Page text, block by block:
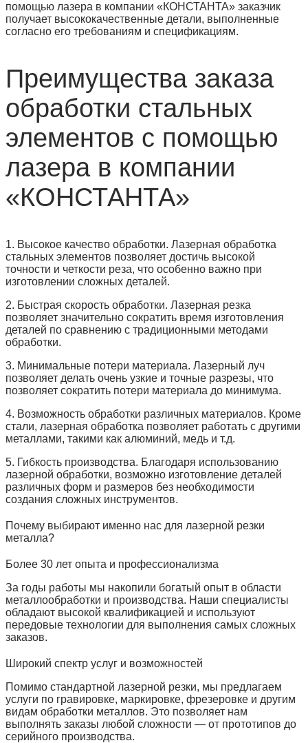
помощью лазера в компании «КОНСТАНТА» заказчик
получает высококачественные детали, выполненные
согласно его требованиям и спецификациям.
Преимущества заказа
обработки стальных
элементов с помощью
лазера в компании
«КОНСТАНТА»
1. Высокое качество обработки. Лазерная обработка
стальных элементов позволяет достичь высокой
точности и четкости реза, что особенно важно при
изготовлении сложных деталей.
2. Быстрая скорость обработки. Лазерная резка
позволяет значительно сократить время изготовления
деталей по сравнению с традиционными методами
обработки.
3. Минимальные потери материала. Лазерный луч
позволяет делать очень узкие и точные разрезы, что
позволяет сократить потери материала до минимума.
4. Возможность обработки различных материалов. Кроме
стали, лазерная обработка позволяет работать с другими
металлами, такими как алюминий, медь и т.д.
5. Гибкость производства. Благодаря использованию
лазерной обработки, возможно изготовление деталей
различных форм и размеров без необходимости
создания сложных инструментов.
Почему выбирают именно нас для лазерной резки
металла?
Более 30 лет опыта и профессионализма
За годы работы мы накопили богатый опыт в области
металлообработки и производства. Наши специалисты
обладают высокой квалификацией и используют
передовые технологии для выполнения самых сложных
заказов.
Широкий спектр услуг и возможностей
Помимо стандартной лазерной резки, мы предлагаем
услуги по гравировке, маркировке, фрезеровке и другим
видам обработки металлов. Это позволяет нам
выполнять заказы любой сложности — от прототипов до
серийного производства.